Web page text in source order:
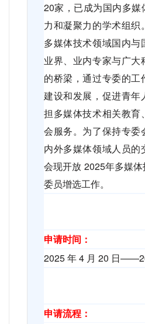
20家，已成为国内多
力和凝聚力的学术组织
多媒体技术领域国内与
业界、业内专家与广大
的桥梁，通过专委的工
建设和发展，促进青年
担多媒体技术相关教育
会服务。为了保持专委
内外多媒体领域人员的
会现开放 2025年多媒
委员增选工作。
申请时间：
2025年4 月 20 日——
申请流程：